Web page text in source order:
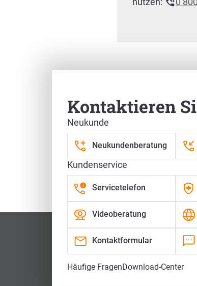
Kontaktieren
Neukunde
Neukundenberatung
Kundenservice
Servicetelefon
Videoberatung
Kontaktformular
Häufige FragenDownload-Center
Unser
(Olympia Medaillen-